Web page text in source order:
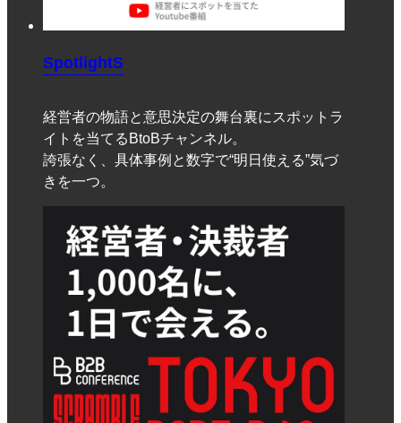
SpotlightS
経営者の物語と意思決定の舞台裏にスポットラ
イトを当てるBtoBチャンネル。
誇張なく、具体事例と数字で“明日使える”気づ
きを一つ。